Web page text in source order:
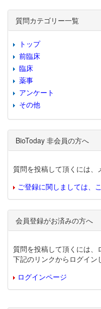
質問カテゴリー一覧
トップ
前臨床
臨床
薬事
アンケート
その他
BioToday 非会員の方へ
質問を投稿して頂くには、
ご登録に関しましては、
会員登録がお済みの方へ
質問を投稿して頂くには、
下記のリンクからログイン
ログインページ